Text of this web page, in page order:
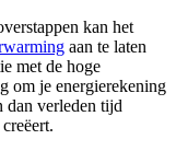
kan het
aan te laten
met de hoge
om je energierekening
dan verleden tijd